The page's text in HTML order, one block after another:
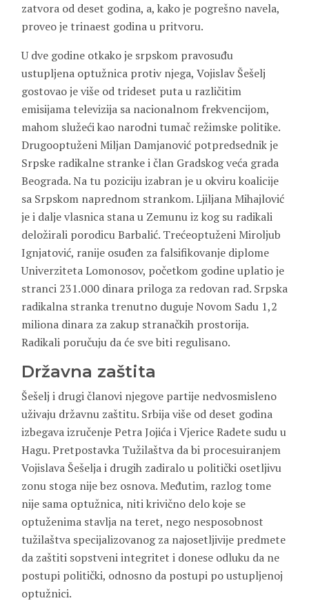
zatvora od deset godina, a, kako je pogrešno navela,
proveo je trinaest godina u pritvoru.
U dve godine otkako je srpskom pravosuđu
ustupljena optužnica protiv njega, Vojislav Šešelj
gostovao je više od trideset puta u različitim
emisijama televizija sa nacionalnom frekvencijom,
mahom služeći kao narodni tumač režimske politike.
Drugooptuženi Miljan Damjanović potpredsednik je
Srpske radikalne stranke i član Gradskog veća grada
Beograda. Na tu poziciju izabran je u okviru koalicije
sa Srpskom naprednom strankom. Ljiljana Mihajlović
je i dalje vlasnica stana u Zemunu iz kog su radikali
deložirali porodicu Barbalić. Trećeoptuženi Miroljub
Ignjatović, ranije osuđen za falsifikovanje diplome
Univerziteta Lomonosov, početkom godine uplatio je
stranci 231.000 dinara priloga za redovan rad. Srpska
radikalna stranka trenutno duguje Novom Sadu 1,2
miliona dinara za zakup stranačkih prostorija.
Radikali poručuju da će sve biti regulisano.
Državna zaštita
Šešelj i drugi članovi njegove partije nedvosmisleno
uživaju državnu zaštitu. Srbija više od deset godina
izbegava izručenje Petra Jojića i Vjerice Radete sudu u
Hagu. Pretpostavka Tužilaštva da bi procesuiranjem
Vojislava Šešelja i drugih zadiralo u politički osetljivu
zonu stoga nije bez osnova. Međutim, razlog tome
nije sama optužnica, niti krivično delo koje se
optuženima stavlja na teret, nego nesposobnost
tužilaštva specijalizovanog za najosetljivije predmete
da zaštiti sopstveni integritet i donese odluku da ne
postupi politički, odnosno da postupi po ustupljenoj
optužnici.